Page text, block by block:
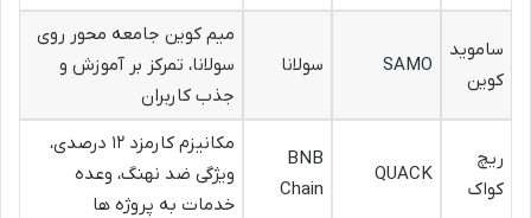
ساموید
کوین
SAMO سولانا
میم کوین جامعه محور روی
سولانا، تمرکز بر آموزش و
جذب کاربران
ریچ
کواک
QUACK
BNB
Chain
مکانیزم کارمزد ۱۲ درصدی،
ویژگی ضد نهنگ، وعده
خدمات به پروژه ها